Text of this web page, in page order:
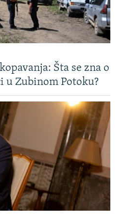
Šta se zna o
u Zubinom Potoku?